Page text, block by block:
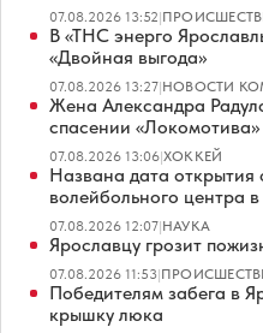
07.08.2026 13:52|
В «ТНС энерго
«Двойная выгода»
07.08.2026 13:27|НОВОСТИ
Жена Александра
спасении «Локомотива»
07.08.2026 13:06|ХОККЕЙ
Названа дата
волейбольного центра
07.08.2026 12:07|НАУКА
Ярославцу грозит
07.08.2026 11:53|
Победителям забега в
крышку люка